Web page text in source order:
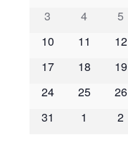
m
é
n
3
4 5
10
11 12
17
18 19
24
25 26
31
1 2